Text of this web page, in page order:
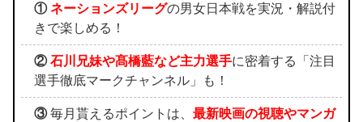
① ネーションズリーグの男女日本戦を実況・解説付
きで楽しめる！
② 石川兄妹や髙橋藍など主力選手に密着する「注目
選手徹底マークチャンネル」も！
③毎月貰えるポイントは、 最新映画の視聴やマンガ